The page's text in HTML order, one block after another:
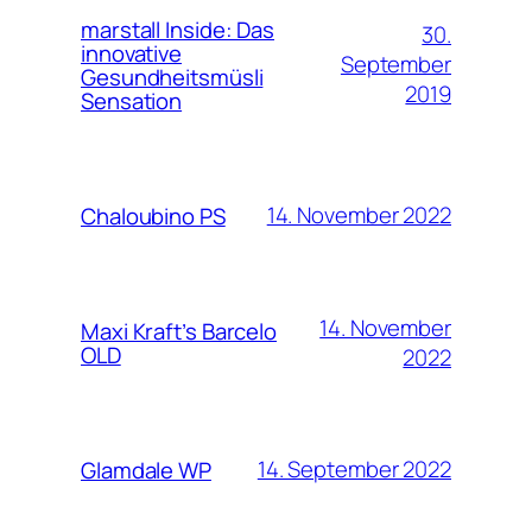
marstall Inside: Das
innovative
Gesundheitsmüsli
Sensation
30.
September
2019
Chaloubino PS 14. November 2022
Maxi Kraft’s Barcelo
OLD
14. November
2022
Glamdale WP 14. September 2022